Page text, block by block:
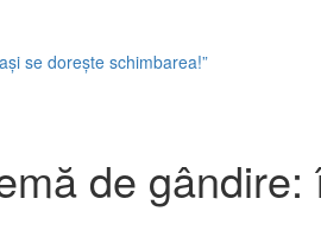
se dorește schimbarea!”
de